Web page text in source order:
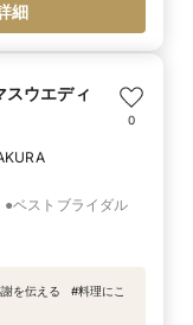
細
スウエディ
0
ベストブライダル
を伝える #料理にこ